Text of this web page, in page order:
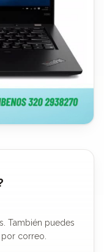
También puedes
correo.